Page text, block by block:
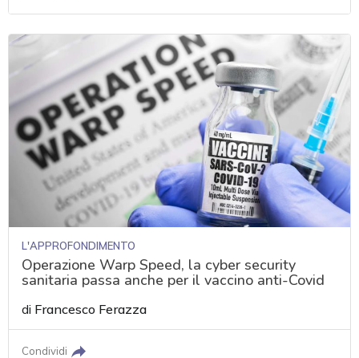
L'APPROFONDIMENTO
Operazione Warp Speed, la cyber security
sanitaria passa anche per il vaccino anti-Covid
di Francesco Ferazza
Condividi